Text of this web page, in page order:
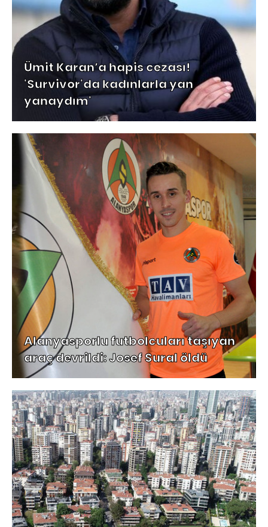
Ümit Karan’a hapis cezası!
'Survivor'da kadınlarla yan
yanaydım'
Alanyasporlu futbolcuları taşıyan
araç devrildi: Josef Sural öldü